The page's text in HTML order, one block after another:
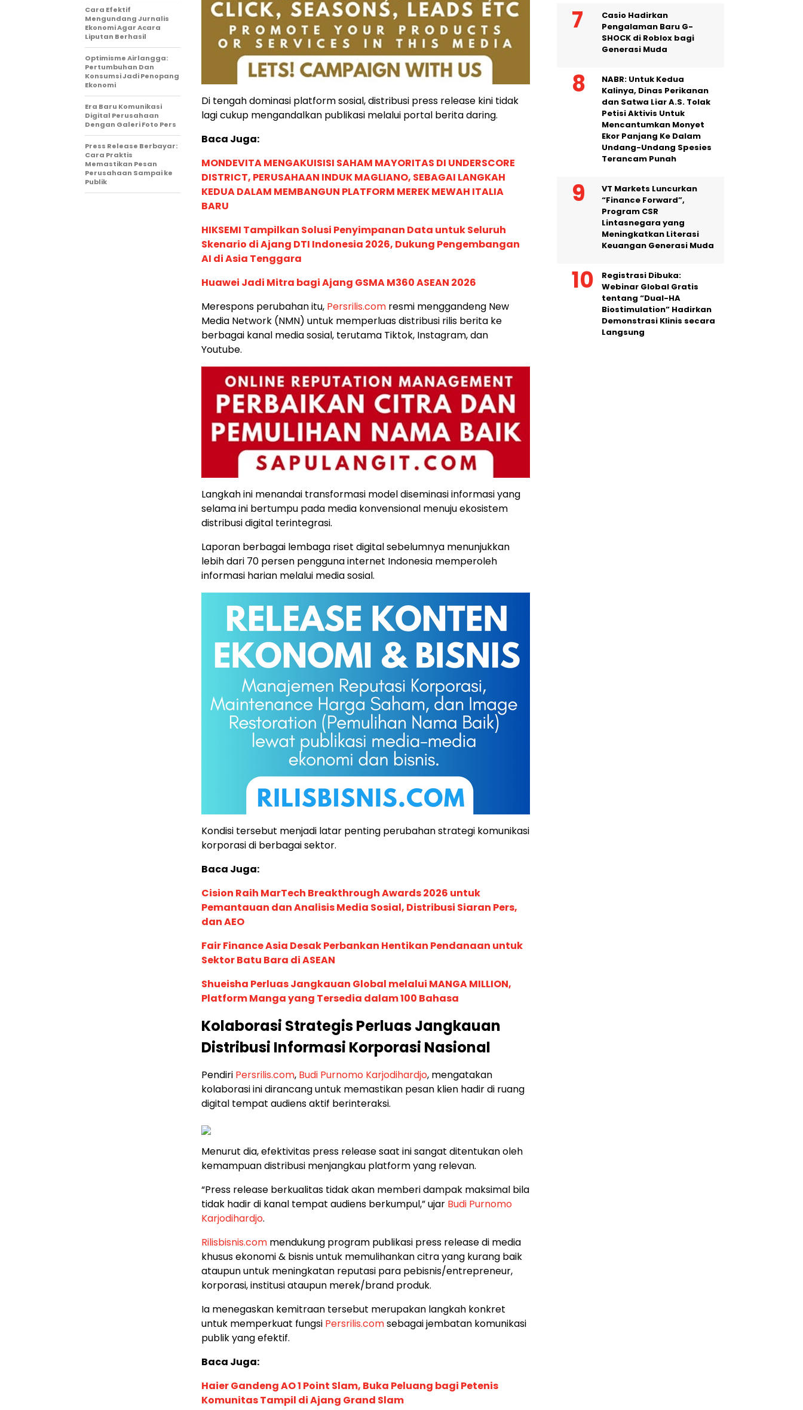
Di tengah dominasi platform sosial, distribusi press release kini tidak
lagi cukup mengandalkan publikasi melalui portal berita daring.
Baca Juga:
MONDEVITA MENGAKUISISI SAHAM MAYORITAS DI UNDERSCORE
DISTRICT, PERUSAHAAN INDUK MAGLIANO, SEBAGAI LANGKAH
KEDUA DALAM MEMBANGUN PLATFORM MEREK MEWAH ITALIA
BARU
HIKSEMI Tampilkan Solusi Penyimpanan Data untuk Seluruh
Skenario di Ajang DTI Indonesia 2026, Dukung Pengembangan
AI di Asia Tenggara
Huawei Jadi Mitra bagi Ajang GSMA M360 ASEAN 2026
Merespons perubahan itu, Persrilis.com resmi menggandeng New
Media Network (NMN) untuk memperluas distribusi rilis berita ke
berbagai kanal media sosial, terutama Tiktok, Instagram, dan
Youtube.
Langkah ini menandai transformasi model diseminasi informasi yang
selama ini bertumpu pada media konvensional menuju ekosistem
distribusi digital terintegrasi.
Laporan berbagai lembaga riset digital sebelumnya menunjukkan
lebih dari 70 persen pengguna internet Indonesia memperoleh
informasi harian melalui media sosial.
Kondisi tersebut menjadi latar penting perubahan strategi komunikasi
korporasi di berbagai sektor.
Baca Juga:
Cision Raih MarTech Breakthrough Awards 2026 untuk
Pemantauan dan Analisis Media Sosial, Distribusi Siaran Pers,
dan AEO
Fair Finance Asia Desak Perbankan Hentikan Pendanaan untuk
Sektor Batu Bara di ASEAN
Shueisha Perluas Jangkauan Global melalui MANGA MILLION,
Platform Manga yang Tersedia dalam 100 Bahasa
Kolaborasi Strategis Perluas Jangkauan
Distribusi Informasi Korporasi Nasional
Pendiri Persrilis.com, Budi Purnomo Karjodihardjo, mengatakan
kolaborasi ini dirancang untuk memastikan pesan klien hadir di ruang
digital tempat audiens aktif berinteraksi.
Menurut dia, efektivitas press release saat ini sangat ditentukan oleh
kemampuan distribusi menjangkau platform yang relevan.
“Press release berkualitas tidak akan memberi dampak maksimal bila
tidak hadir di kanal tempat audiens berkumpul,” ujar Budi Purnomo
Karjodihardjo.
Rilisbisnis.com mendukung program publikasi press release di media
khusus ekonomi & bisnis untuk memulihankan citra yang kurang baik
ataupun untuk meningkatan reputasi para pebisnis/entrepreneur,
korporasi, institusi ataupun merek/brand produk.
Ia menegaskan kemitraan tersebut merupakan langkah konkret
untuk memperkuat fungsi Persrilis.comsebagai jembatan komunikasi
publik yang efektif.
Baca Juga:
Haier Gandeng AO 1 Point Slam, Buka Peluang bagi Petenis
Komunitas Tampil di Ajang Grand Slam
Cara Efektif
Mengundang Jurnalis
Ekonomi Agar Acara
Liputan Berhasil
Optimisme Airlangga:
Pertumbuhan Dan
Konsumsi Jadi Penopang
Ekonomi
Era Baru Komunikasi
Digital Perusahaan
Dengan Galeri Foto Pers
Press Release Berbayar:
Cara Praktis
Memastikan Pesan
Perusahaan Sampai ke
Publik
Casio Hadirkan
Pengalaman Baru G-
SHOCK di Roblox bagi
Generasi Muda
NABR: Untuk Kedua
Kalinya, Dinas Perikanan
dan Satwa Liar A.S. Tolak
Petisi Aktivis Untuk
Mencantumkan Monyet
Ekor Panjang Ke Dalam
Undang-Undang Spesies
Terancam Punah
VT Markets Luncurkan
“Finance Forward”,
Program CSR
Lintasnegara yang
Meningkatkan Literasi
Keuangan Generasi Muda
Registrasi Dibuka:
Webinar Global Gratis
tentang “Dual-HA
Biostimulation” Hadirkan
Demonstrasi Klinis secara
Langsung